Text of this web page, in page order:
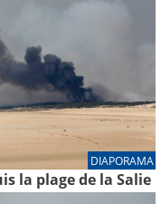
DIAPORAMA
la plage de la Salie